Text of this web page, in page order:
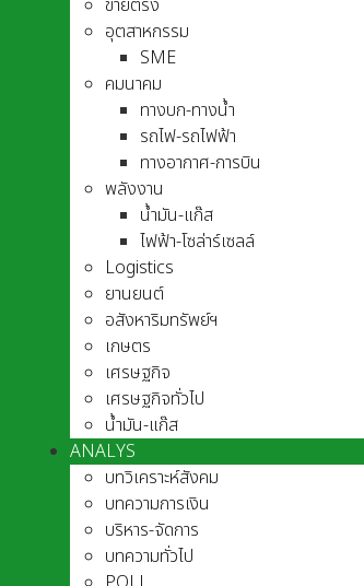
ขายตรง
อุตสาหกรรม
SME
คมนาคม
ทางบก-ทางน้ำ
รถไฟ-รถไฟฟ้า
ทางอากาศ-การบิน
พลังงาน
น้ำมัน-แก๊ส
ไฟฟ้า-โซล่าร์เซลล์
Logistics
ยานยนต์
อสังหาริมทรัพย์ฯ
เกษตร
เศรษฐกิจ
เศรษฐกิจทั่วไป
น้ำมัน-แก๊ส
ANALYS
บทวิเคราะห์สังคม
บทความการเงิน
บริหาร-จัดการ
บทความทั่วไป